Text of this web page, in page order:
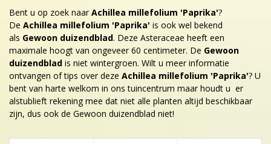
Bent u op zoek naarAchillea millefolium 'Paprika'?
De Achillea millefolium 'Paprika' is ook wel bekend
als Gewoon duizendblad. Deze Asteraceae heeft een
maximale hoogt van ongeveer 60 centimeter. De Gewoon
duizendblad is niet wintergroen. Wilt u meer informatie
ontvangen of tips over deze Achillea millefolium 'Paprika'? U
bent van harte welkom in ons tuincentrum maar houdt u er
alstublieft rekening mee dat niet alle planten altijd beschikbaar
zijn, dus ook de Gewoon duizendblad niet!